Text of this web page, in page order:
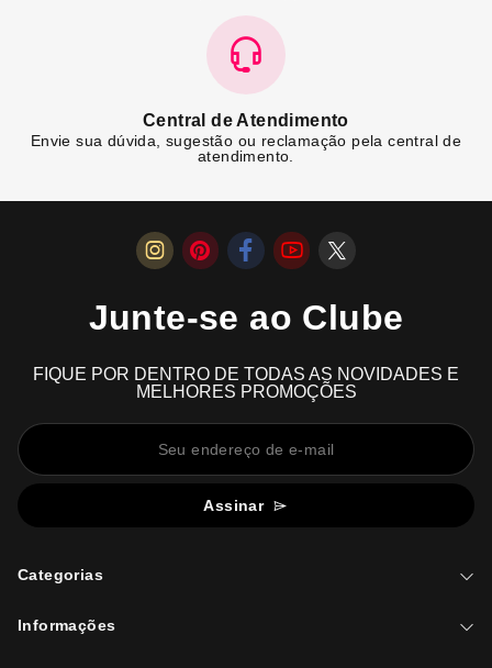
Central de Atendimento
Envie sua dúvida, sugestão ou reclamação pela central de
atendimento.
Junte-se ao Clube
FIQUE POR DENTRO DE TODAS AS NOVIDADES E
MELHORES PROMOÇÕES
Assinar
Categorias
Informações